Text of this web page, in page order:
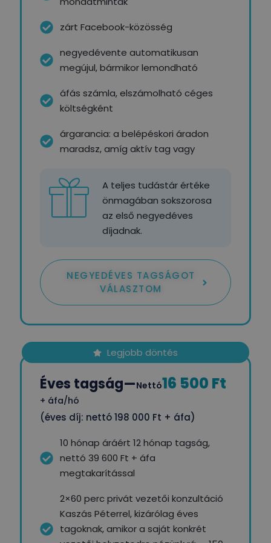
zárt Facebook-közösség
negyedévente automatikusan
megújul, bármikor lemondható
áfás számla, elszámolható céges
költségként
árgarancia: a belépéskori áradon
maradsz, amíg aktív tag vagy
A teljes tudástár értéke
önmagában sokszorosa
az első negyedéves
díjadnak.
NEGYEDÉVES TAGSÁGOT
VÁLASZTOM
Éves tagság—Nettó16 500 Ft
+ áfa/hó
(éves díj: nettó 198 000 Ft + áfa)
Legjobb döntés
10 hónap áráért 12 hónap tagság,
nettó 39 600 Ft + áfa
megtakarítással
2×60 perc privát vezetői konzultáció
Kaszás Péterrel, kizárólag éves
tagoknak, amikor a saját konkrét